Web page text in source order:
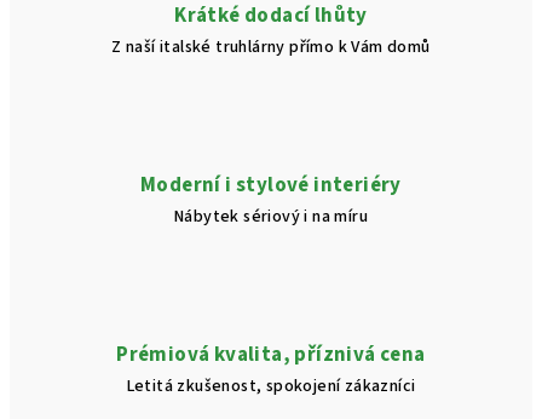
Krátké dodací lhůty
Z naší italské truhlárny přímo k Vám domů
Moderní i stylové interiéry
Nábytek sériový i na míru
Prémiová kvalita, příznivá cena
Letitá zkušenost, spokojení zákazníci